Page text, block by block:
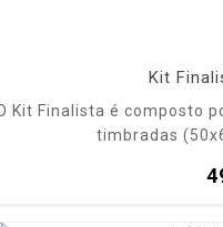
Kit
Kit Finalista é composto
timbradas